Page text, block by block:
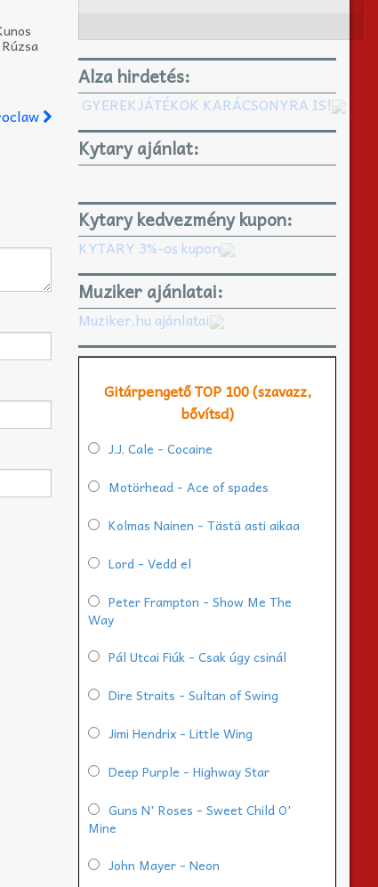
Rúzsa
Alza hirdetés:
GYEREKJÁTÉKOK KARÁCSONYRA IS!
Kytary ajánlat:
Kytary kedvezmény kupon:
KYTARY 3%-os kupon
Muziker ajánlatai:
Muziker.hu ajánlatai
Gitárpengető TOP 100 (szavazz,
bővítsd)
J.J. Cale - Cocaine
Motörhead - Ace of spades
Kolmas Nainen - Tästä asti aikaa
Lord - Vedd el
Peter Frampton - Show Me The
Way
Pál Utcai Fiúk - Csak úgy csinál
Dire Straits - Sultan of Swing
Jimi Hendrix - Little Wing
Deep Purple - Highway Star
Guns N' Roses - Sweet Child O'
Mine
John Mayer - Neon